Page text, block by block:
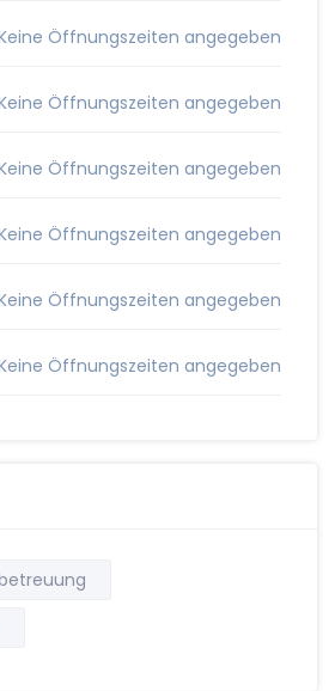
Öffnungszeiten angegeben
Öffnungszeiten angegeben
Öffnungszeiten angegeben
Öffnungszeiten angegeben
Öffnungszeiten angegeben
Öffnungszeiten angegeben